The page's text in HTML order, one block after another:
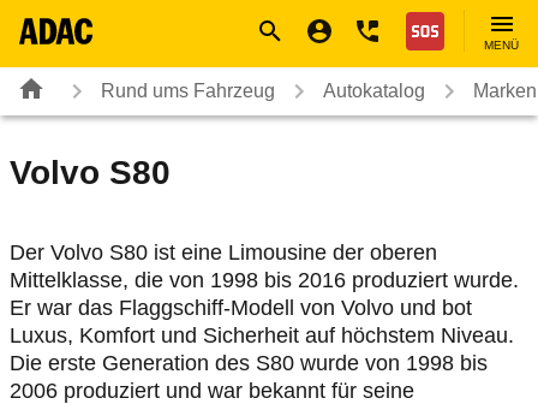
Nothilfe
MENÜ
Rund ums Fahrzeug Autokatalog
Volvo S80
Der Volvo S80 ist eine Limousine der oberen
Mittelklasse, die von 1998 bis 2016 produziert wurde.
Er war das Flaggschiff-Modell von Volvo und bot
Luxus, Komfort und Sicherheit auf höchstem Niveau.
Die erste Generation des S80 wurde von 1998 bis
2006 produziert und war bekannt für seine